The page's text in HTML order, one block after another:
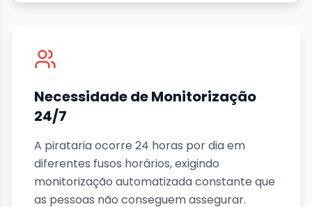
Necessidade de Monitorização
24/7
A pirataria ocorre 24 horas por dia em
diferentes fusos horários, exigindo
monitorização automatizada constante que
as pessoas não conseguem assegurar.